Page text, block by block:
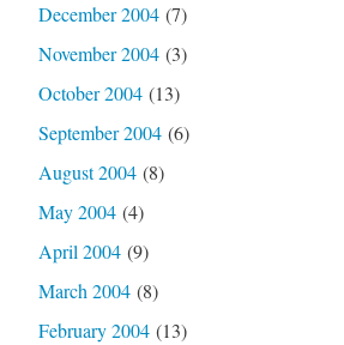
December 2004(7)
November 2004(3)
October 2004(13)
September 2004(6)
August 2004(8)
May 2004(4)
April 2004(9)
March 2004(8)
February 2004(13)